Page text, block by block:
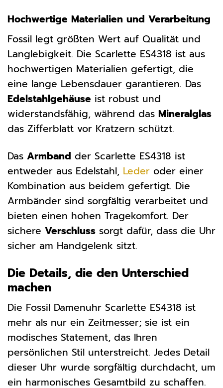
Hochwertige Materialien und Verarbeitung
Fossil legt größten Wert auf Qualität und
Langlebigkeit. Die Scarlette ES4318 ist aus
hochwertigen Materialien gefertigt, die
eine lange Lebensdauer garantieren. Das
Edelstahlgehäuse ist robust und
widerstandsfähig, während das Mineralglas
das Zifferblatt vor Kratzern schützt.
Das Armband der Scarlette ES4318 ist
entweder aus Edelstahl, Leder oder einer
Kombination aus beidem gefertigt. Die
Armbänder sind sorgfältig verarbeitet und
bieten einen hohen Tragekomfort. Der
sichere Verschluss sorgt dafür, dass die Uhr
sicher am Handgelenk sitzt.
Die Details, die den Unterschied
machen
Die Fossil Damenuhr Scarlette ES4318 ist
mehr als nur ein Zeitmesser; sie ist ein
modisches Statement, das Ihren
persönlichen Stil unterstreicht. Jedes Detail
dieser Uhr wurde sorgfältig durchdacht, um
ein harmonisches Gesamtbild zu schaffen.